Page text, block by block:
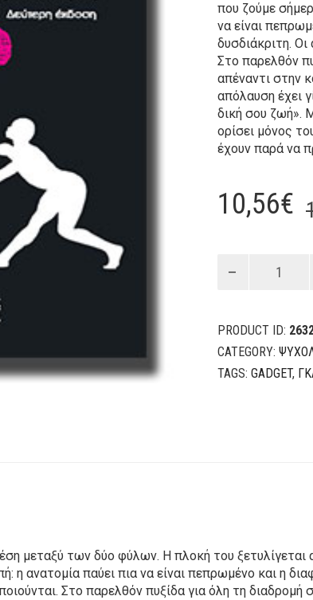
που ζούμε
να είναι
δυσδιάκριτη. Οι
Στο παρελθόν
απέναντι στην
απόλαυση έχει
δική σου ζωή».
ορίσει μόνος
έχουν παρά να
10,56€
PRODUCT ID:
CATEGORY:
TAGS: GADGET,
μεταξύ των δύο φύλων. Η πλοκή του
η ανατομία παύει πια να είναι πεπρωμένο και η
Στο παρελθόν πυξίδα για όλη τη